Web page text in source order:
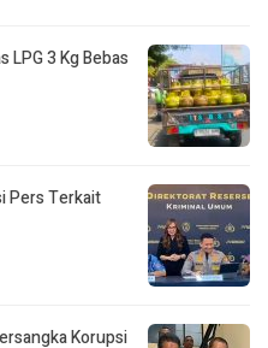
LPG 3 Kg Bebas
Pers Terkait
Korupsi